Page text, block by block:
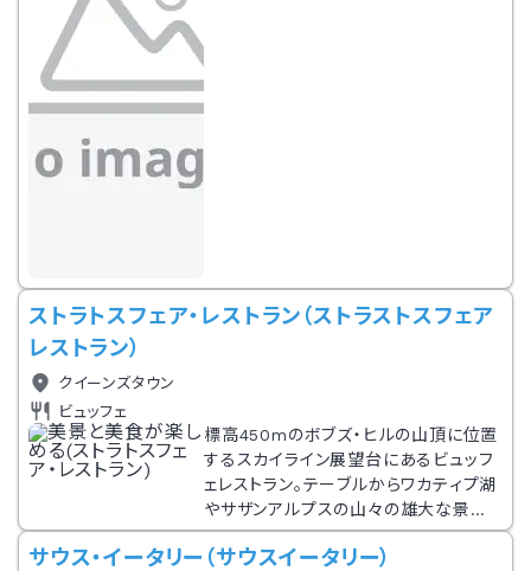
ストラトスフェア・レストラン（ストラストスフェア
レストラン）
クイーンズタウン
ビュッフェ
標高450mのボブズ・ヒルの山頂に位置
するスカイライン展望台にあるビュッフ
ェレストラン。テーブルからワカティプ湖
やサザンアルプスの山々の雄大な景色
を見渡せる。窓際の席を希望するなら1
ドリンク付きのプレミアムコースを予約
サウス・イータリー（サウスイータリー）